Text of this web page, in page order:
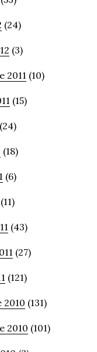
(24)
(3)
2011 (10)
(15)
(24)
(18)
(6)
(11)
(43)
(27)
(121)
2010 (131)
2010 (101)